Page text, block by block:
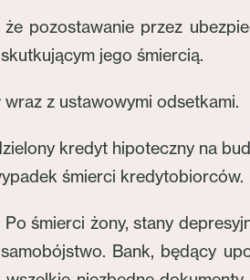
pozostawanie przez
jego śmiercią.
z ustawowymi odsetkami.
kredyt hipoteczny na
śmierci kredytobiorców.
śmierci żony, stany
Bank, będący